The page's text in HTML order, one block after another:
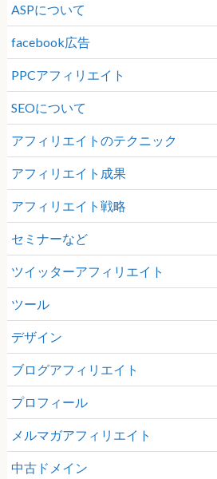
ASPについて
facebook広告
PPCアフィリエイト
SEOについて
アフィリエイトのテクニック
アフィリエイト成果
アフィリエイト戦略
セミナーなど
ツイッターアフィリエイト
ツール
デザイン
ブログアフィリエイト
プロフィール
メルマガアフィリエイト
中古ドメイン